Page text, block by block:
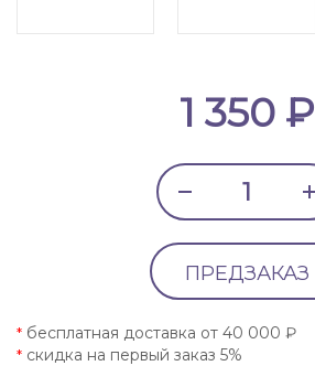
1 350 ₽
ПРЕДЗАКАЗ
* бесплатная доставка от 40 000 ₽
* скидка на первый заказ 5%